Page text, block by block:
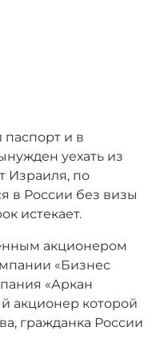
и в
уехать из
Израиля, по
в России без визы
истекает.
акционером
«Бизнес
«Аркан
акционер которой
гражданка России